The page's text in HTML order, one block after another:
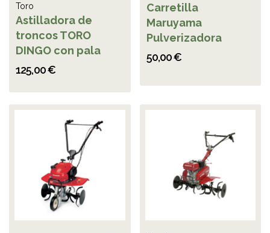
Toro
Astilladora de
troncos TORO
DINGO con pala
125,00 €
Carretilla
Maruyama
Pulverizadora
50,00 €